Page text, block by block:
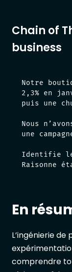
Chain of
business
Notre
2,3% en
puis une
Nous
une
Identifie
Raisonne
En
L’ingénierie
comprendre